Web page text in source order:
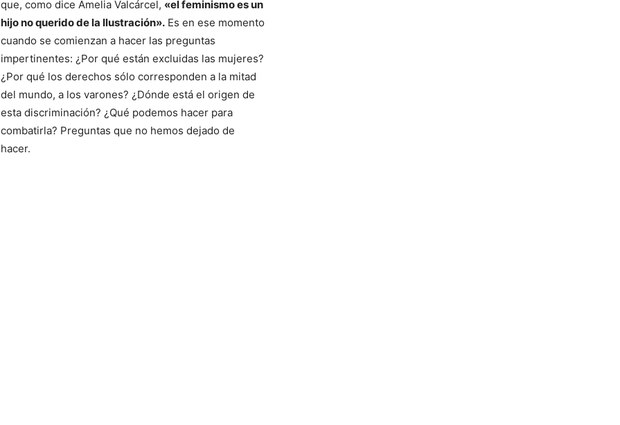
que, como dice Amelia Valcárcel, «el feminismo es un
hijo no querido de la Ilustración». Es en ese momento
cuando se comienzan a hacer las preguntas
impertinentes: ¿Por qué están excluidas las mujeres?
¿Por qué los derechos sólo corresponden a la mitad
del mundo, a los varones? ¿Dónde está el origen de
esta discriminación? ¿Qué podemos hacer para
combatirla? Preguntas que no hemos dejado de
hacer.